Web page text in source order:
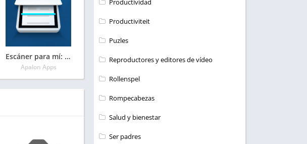
Escáner para mí: escanear documentos y fotos a PDF
Apalon Apps
Productividad
Productiviteit
Puzles
Reproductores y editores de vídeo
Rollenspel
Rompecabezas
Salud y bienestar
Ser padres